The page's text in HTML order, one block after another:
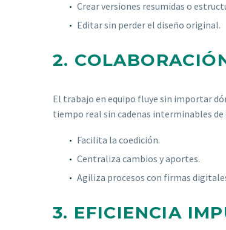
Crear versiones resumidas o
Editar sin perder el diseño original.
2.
El trabajo en equipo fluye sin importar
tiempo real sin cadenas interminables de
Facilita la coedición.
Centraliza cambios y aportes.
Agiliza procesos con firmas
3. EFICIENCIA